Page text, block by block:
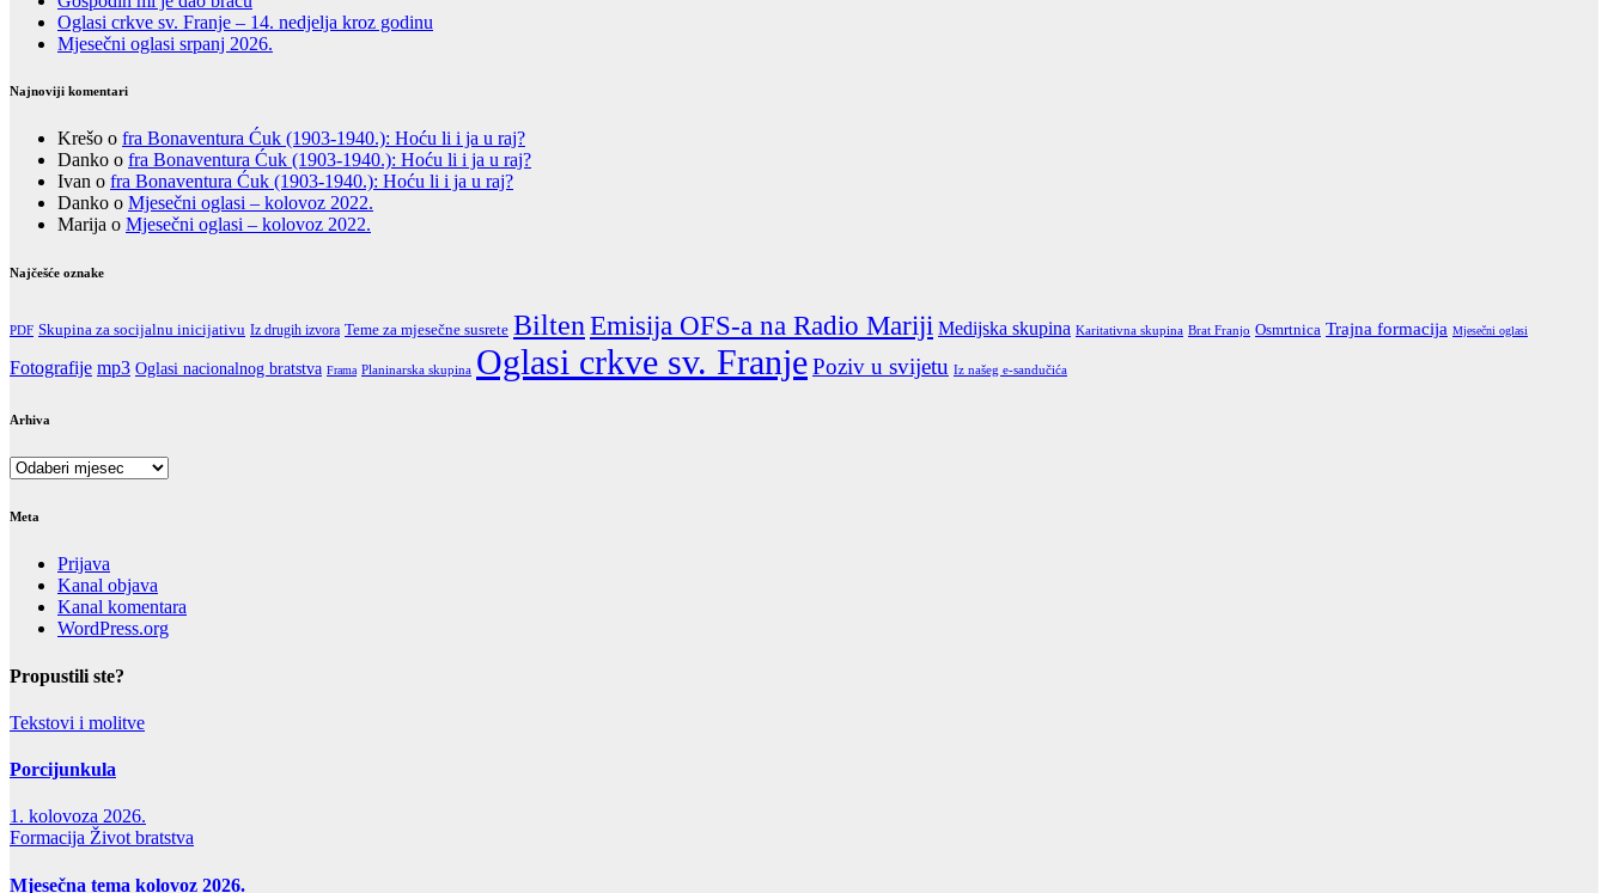
Oglasi crkve sv. Franje – 14. nedjelja kroz godinu
Mjesečni oglasi srpanj 2026.
Najnoviji komentari
Krešo o fra Bonaventura Ćuk (1903-1940.): Hoću li i ja u raj?
Danko o fra Bonaventura Ćuk (1903-1940.): Hoću li i ja u raj?
Ivan o fra Bonaventura Ćuk (1903-1940.): Hoću li i ja u raj?
Danko o Mjesečni oglasi – kolovoz 2022.
Marija o Mjesečni oglasi – kolovoz 2022.
Najčešće oznake
PDF Skupina za socijalnu inicijativu Iz drugih izvora Teme za mjesečne susrete BiltenEmisija OFS-a na Radio Mariji Medijska skupina Karitativna skupina Brat Franjo Osmrtnica Trajna formacija Mjesečni oglasi
Fotografije mp3 Oglasi nacionalnog bratstva Frama Planinarska skupina Oglasi crkve sv. FranjePoziv u svijetu Iz našeg e-sandučića
Arhiva
Arhiva
Meta
Prijava
Kanal objava
Kanal komentara
WordPress.org
Propustili ste?
Tekstovi i molitve
Porcijunkula
1. kolovoza 2026.
Formacija Život bratstva
Mjesečna tema kolovoz 2026.